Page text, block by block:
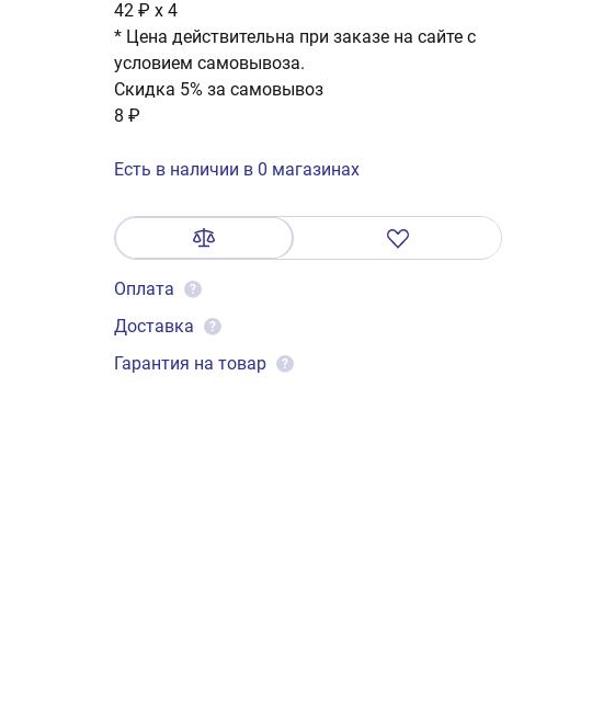
42 ₽ x 4
* Цена действительна при заказе на сайте с
условием самовывоза.
Скидка 5% за самовывоз
8 ₽
Есть в наличии в 0 магазинах
Оплата ?
Доставка ?
Гарантия на товар ?